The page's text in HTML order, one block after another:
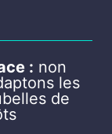
: non
les
de